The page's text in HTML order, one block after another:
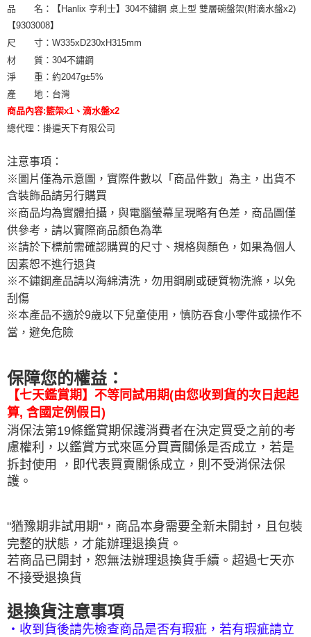
品 名：【Hanlix 亨利士】304不鏽鋼 桌上型 雙層碗盤架(附滴水盤x2)
【9303008】
尺 寸：W335xD230xH315mm
材 質：304不鏽鋼
淨 重：約2047g±5%
產 地：台灣
商品內容:籃架x1、滴水盤x2
總代理：掛遍天下有限公司
注意事項：
※圖片僅為示意圖，實際件數以「商品件數」為主，出貨不
含裝飾品請另行購買
※商品均為實體拍攝，與電腦螢幕呈現略有色差，商品圖僅
供參考，請以實際商品顏色為準
※請於下標前需確認購買的尺寸、規格與顏色，如果為個人
因素恕不進行退貨
※不鏽鋼產品請以海綿清洗，勿用鋼刷或硬質物洗滌，以免
刮傷
※本產品不適於9歲以下兒童使用，慎防吞食小零件或操作不
當，避免危險
保障您的權益：
【七天鑑賞期】不等同試用期(由您收到貨的次日起起
算, 含國定例假日)
消保法第19條鑑賞期保護消費者在決定買受之前的考
慮權利，以鑑賞方式來區分買賣關係是否成立，若是
拆封使用 ，即代表買賣關係成立， 則不受消保法保
護。
"猶豫期非試用期"，商品本身需要全新未開封，且包裝
完整的狀態，才能辦理退換貨。
若商品已開封，恕無法辦理退換貨手續。超過七天亦
不接受退換貨
退換貨注意事項
‧收到貨後請先檢查商品是否有瑕疵，若有瑕疵請立